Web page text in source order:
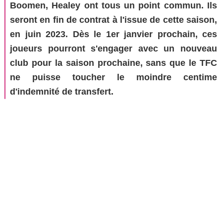
Boomen, Healey ont tous un point commun. Ils
seront en fin de contrat à l'issue de cette saison,
en juin 2023. Dès le 1er janvier prochain, ces
joueurs pourront s'engager avec un nouveau
club pour la saison prochaine, sans que le TFC
ne puisse toucher le moindre centime
d'indemnité de transfert.